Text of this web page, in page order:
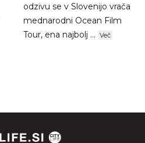
odzivu se v Slovenijo vrača
mednarodni Ocean Film
Tour, ena najbolj ... Več